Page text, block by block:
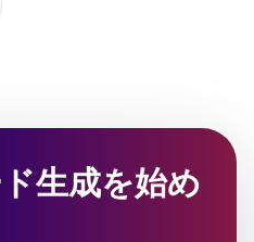
生成を始め